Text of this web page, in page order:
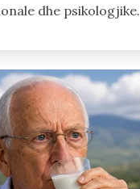
dhe psikologjike.